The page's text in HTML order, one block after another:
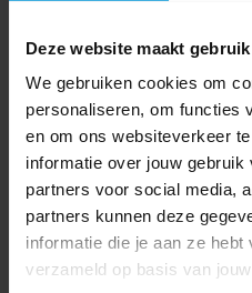
Deze website maakt
We gebruiken cookies om
personaliseren, om functies
en om ons websiteverkeer
informatie over jouw
partners voor social media,
partners kunnen deze
informatie die je aan ze
verzameld op basis van
Papier - Kwaliteit Comfort /
Aantal lagen 2 laags
Kleur
Productcertificaat Ecolabel